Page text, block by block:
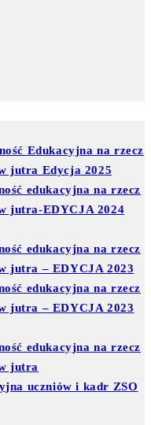
Edukacyjna na rzecz
jutra Edycja 2025
edukacyjna na rzecz
jutra-EDYCJA 2024
edukacyjna na rzecz
jutra – EDYCJA 2023
edukacyjna na rzecz
jutra – EDYCJA 2023
edukacyjna na rzecz
jutra
uczniów i kadr ZSO